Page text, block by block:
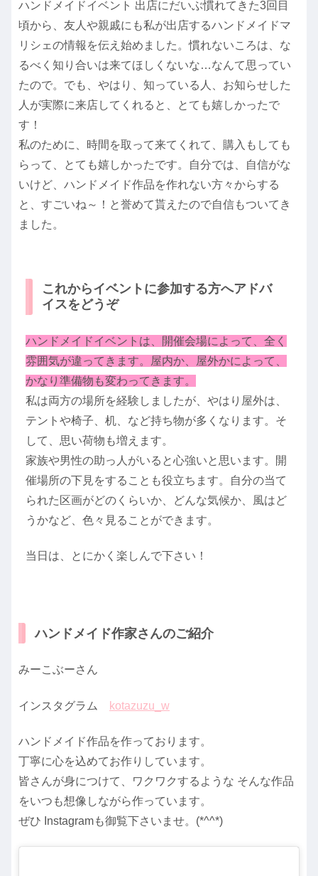
ハンドメイドイベント 出店にだいぶ慣れてきた3回目
頃から、友人や親戚にも私が出店するハンドメイドマ
リシェの情報を伝え始めました。慣れないころは、な
るべく知り合いは来てほしくないな…なんて思ってい
たので。でも、やはり、知っている人、お知らせした
人が実際に来店してくれると、とても嬉しかったで
す！
私のために、時間を取って来てくれて、購入もしても
らって、とても嬉しかったです。自分では、自信がな
いけど、ハンドメイド作品を作れない方々からする
と、すごいね～！と誉めて貰えたので自信もついてき
ました。
これからイベントに参加する方へアドバ
イスをどうぞ
ハンドメイドイベントは、開催会場によって、全く
雰囲気が違ってきます。屋内か、屋外かによって、
かなり準備物も変わってきます。
私は両方の場所を経験しましたが、やはり屋外は、
テントや椅子、机、など持ち物が多くなります。そ
して、思い荷物も増えます。
家族や男性の助っ人がいると心強いと思います。開
催場所の下見をすることも役立ちます。自分の当て
られた区画がどのくらいか、どんな気候か、風はど
うかなど、色々見ることができます。
当日は、とにかく楽しんで下さい！
ハンドメイド作家さんのご紹介
みーこぶーさん
インスタグラム kotazuzu_w
ハンドメイド作品を作っております。
丁寧に心を込めてお作りしています。
皆さんが身につけて、ワクワクするような そんな作品
をいつも想像しながら作っています。
ぜひ Instagramも御覧下さいませ。(*^^*)